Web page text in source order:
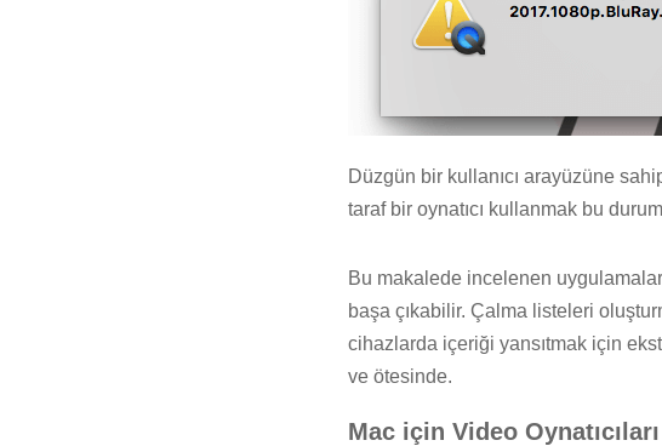
Düzgün bir kullanıcı arayüzüne
taraf bir oynatıcı kullanmak bu
Bu makalede incelenen
başa çıkabilir. Çalma listeleri
cihazlarda içeriği yansıtmak için
ve ötesinde.
Mac için Video